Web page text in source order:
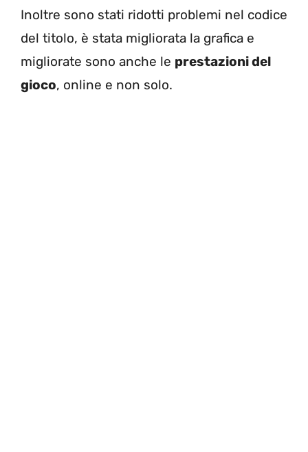
Inoltre sono stati ridotti problemi nel codice
del titolo, è stata migliorata la grafica e
migliorate sono anche le prestazioni del
gioco, online e non solo.